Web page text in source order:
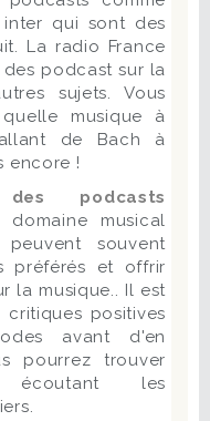
inter qui sont des
La radio France
podcast sur la
sujets. Vous
musique à
de Bach à
encore !
des podcasts
musical
souvent
préférés et offrir
la musique.. Il est
positives
avant d'en
pourrez trouver
les